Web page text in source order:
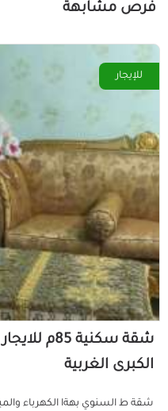
فرص مشابهة
للإيجار
شقة سكنية
الكبرى الغربية
شقة ط السنوي بهةا الكهرباء